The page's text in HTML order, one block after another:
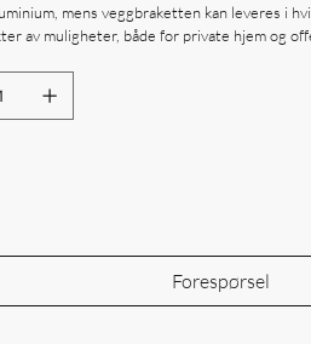
mens veggbraketten kan leveres i
av muligheter, både for private hjem og
Forespørsel